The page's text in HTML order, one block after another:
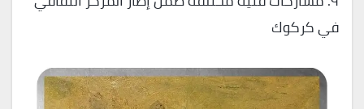
في كركوك